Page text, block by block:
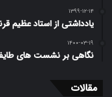
۱۳۹۹-۱۲-۱۴
یادداشتی از استاد عظیم
۱۴۰۰-۰۳-۱۹
نگاهی بر نشست های
مقالات